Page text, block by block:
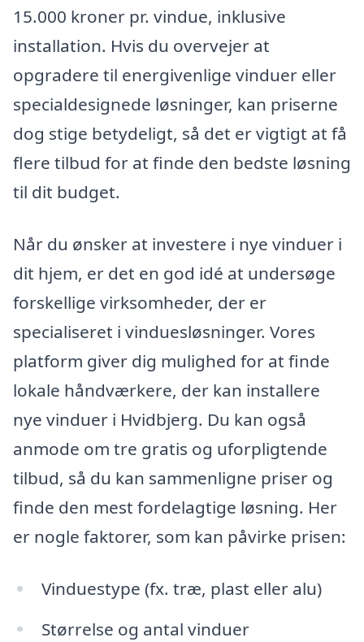
15.000 kroner pr. vindue, inklusive
installation. Hvis du overvejer at
opgradere til energivenlige vinduer eller
specialdesignede løsninger, kan priserne
dog stige betydeligt, så det er vigtigt at få
flere tilbud for at finde den bedste løsning
til dit budget.
Når du ønsker at investere i nye vinduer i
dit hjem, er det en god idé at undersøge
forskellige virksomheder, der er
specialiseret i vinduesløsninger. Vores
platform giver dig mulighed for at finde
lokale håndværkere, der kan installere
nye vinduer i Hvidbjerg. Du kan også
anmode om tre gratis og uforpligtende
tilbud, så du kan sammenligne priser og
finde den mest fordelagtige løsning. Her
er nogle faktorer, som kan påvirke prisen:
Vinduestype (fx. træ, plast eller alu)
Størrelse og antal vinduer